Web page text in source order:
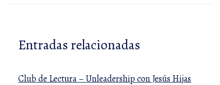
Entradas relacionadas
Club de Lectura – Unleadership con Jesús Hijas